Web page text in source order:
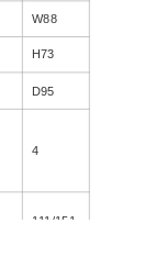
W88
H73
D95
4
111/151